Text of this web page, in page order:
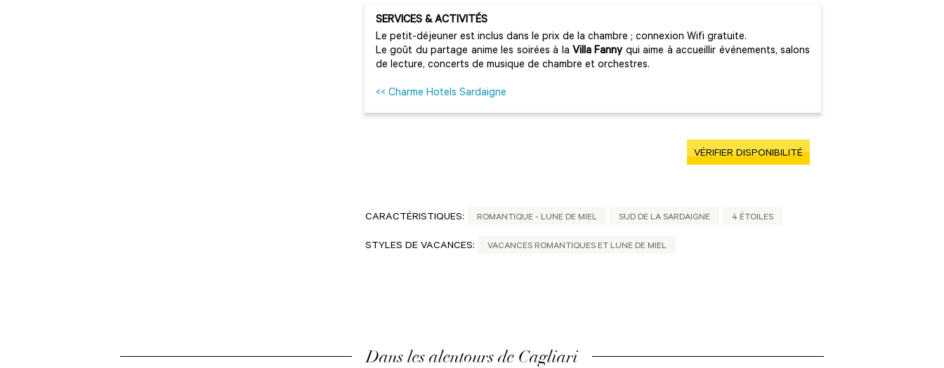
SERVICES & ACTIVITÉS
Le petit-déjeuner est inclus dans le prix de la chambre ; connexion Wifi gratuite.
Le goût du partage anime les soirées à la Villa Fannyqui aime à accueillir événements, salons
de lecture, concerts de musique de chambre et orchestres.
<< Charme Hotels Sardaigne
VÉRIFIER DISPONIBILITÉ
CARACTÉRISTIQUES: ROMANTIQUE - LUNE DE MIEL SUD DE LA SARDAIGNE 4 ÉTOILES
STYLES DE VACANCES: VACANCES ROMANTIQUES ET LUNE DE MIEL
Dans les alentours de Cagliari